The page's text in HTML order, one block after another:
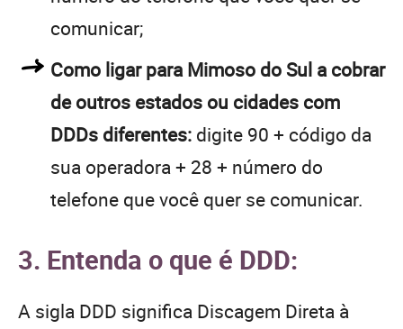
comunicar;
Como ligar para Mimoso do Sul a cobrar
de outros estados ou cidades com
DDDs diferentes: digite 90 + código da
sua operadora + 28 + número do
telefone que você quer se comunicar.
3. Entenda o que é DDD:
A sigla DDD significa Discagem Direta à